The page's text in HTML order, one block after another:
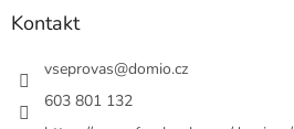
Kontakt
vseprovas@domio.cz
603 801 132